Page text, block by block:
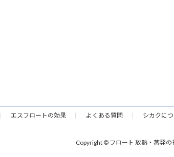
エスフロートの効果 よくある質問 シカクに
Copyright © フロート 放熱・蒸発の